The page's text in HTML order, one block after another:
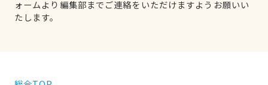
ォームより編集部までご連絡をいただけますようお願いい
たします。